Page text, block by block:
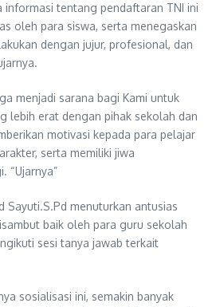
informasi tentang pendaftaran TNI ini
oleh para siswa, serta menegaskan
dengan jujur, profesional, dan
menjadi sarana bagi Kami untuk
lebih erat dengan pihak sekolah dan
motivasi kepada para pelajar
serta memiliki jiwa
“Ujarnya”
Sayuti.S.Pd menuturkan antusias
baik oleh para guru sekolah
sesi tanya jawab terkait
sosialisasi ini, semakin banyak